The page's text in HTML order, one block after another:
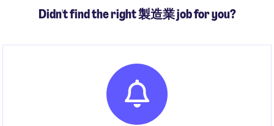
Didn't find the right 製造業 job for you?